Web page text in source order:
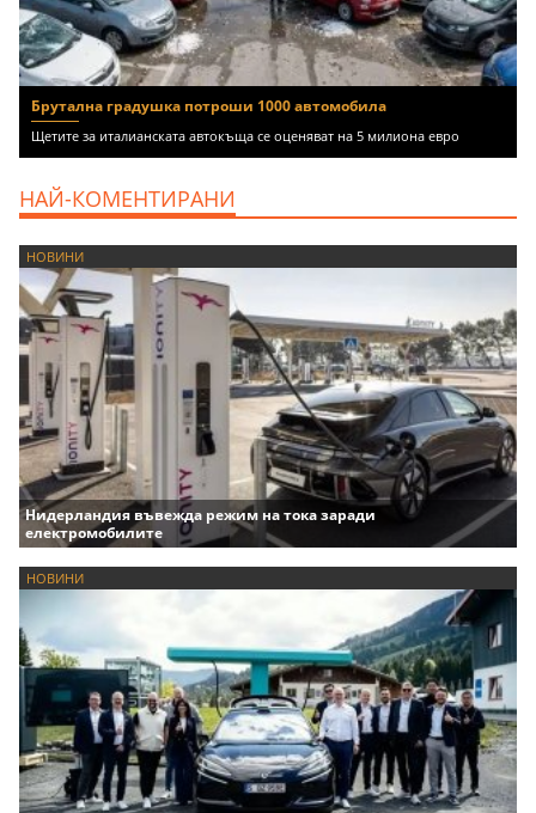
Брутална градушка потроши 1000 автомобила
Щетите за италианската автокъща се оценяват на 5 милиона евро
НАЙ-КОМЕНТИРАНИ
НОВИНИ
Нидерландия въвежда режим на тока заради
електромобилите
НОВИНИ